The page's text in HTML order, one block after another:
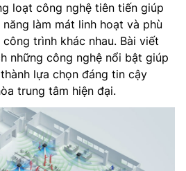
loạt công nghệ tiên tiến giúp
làm mát linh hoạt và phù
trình khác nhau. Bài viết
những công nghệ nổi bật giúp
lựa chọn đáng tin cậy
trung tâm hiện đại.